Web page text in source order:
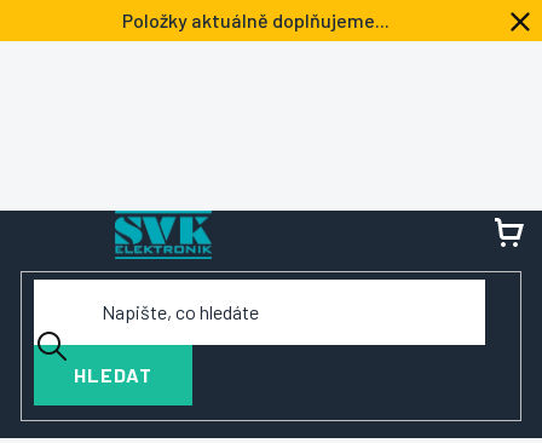
na
Položky aktuálně doplňujeme...
HLEDAT